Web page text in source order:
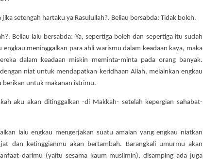
setengah hartaku ya Rasulullah?. Beliau bersabda: Tidak boleh.
Beliau lalu bersabda: Ya, sepertiga boleh dan sepertiga itu sudah
meninggalkan para ahli warismu dalam keadaan kaya, maka
dalam keadaan miskin meminta-minta pada orang banyak.
niat untuk mendapatkan keridhaan Allah, melainkan engkau
berikan untuk makanan istrimu.
aku akan ditinggalkan -di Makkah- setelah kepergian sahabat-
lalu engkau mengerjakan suatu amalan yang engkau niatkan
dan ketinggianmu akan bertambah. Barangkali umurmu akan
darimu (yaitu sesama kaum muslimin), disamping ada juga